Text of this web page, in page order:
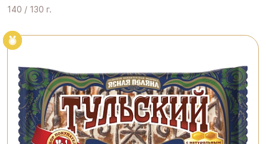
140 / 130 г.